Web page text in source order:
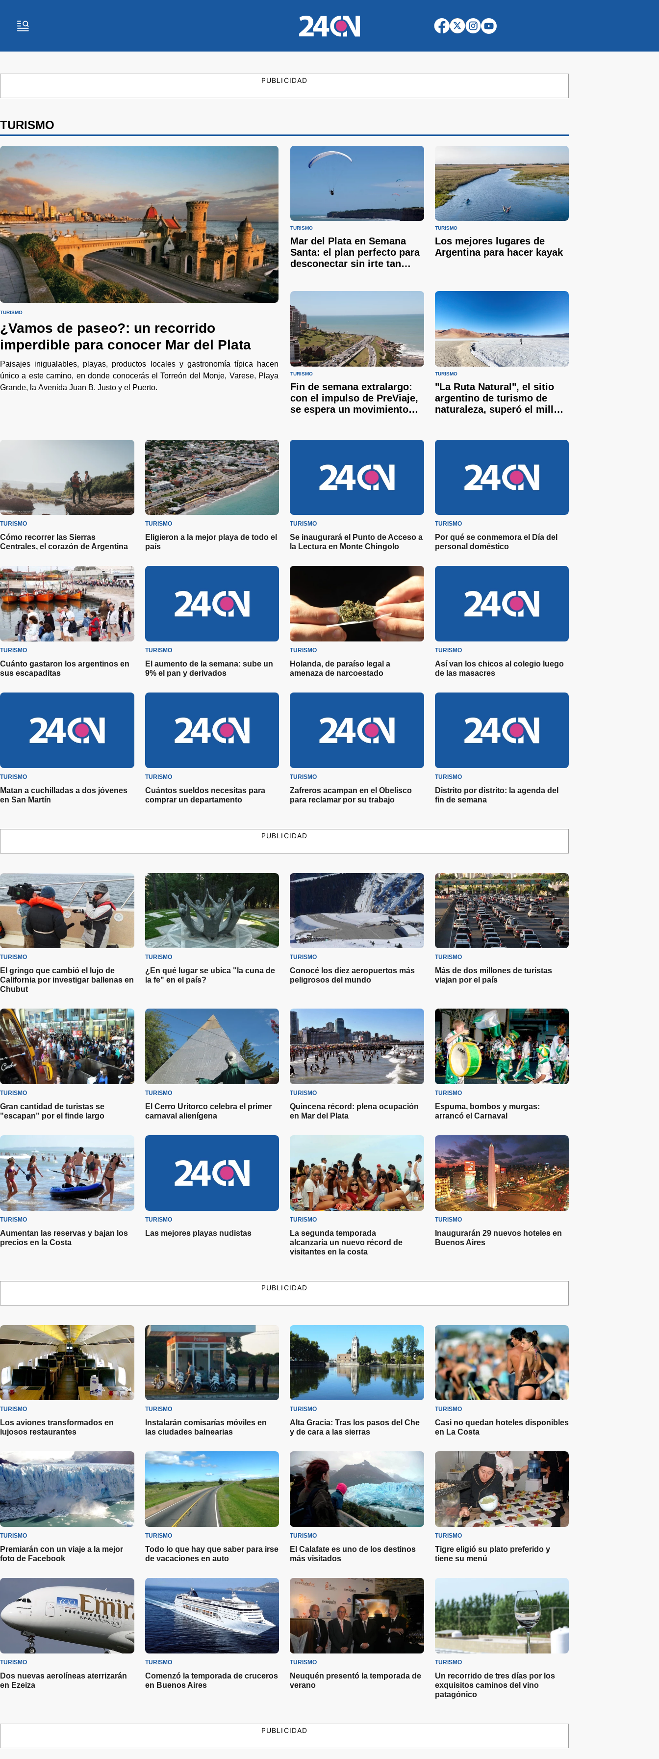
PUBLICIDAD
TURISMO
TURISMO
¿Vamos de paseo?: un recorrido
imperdible para conocer Mar del Plata
Paisajes inigualables, playas, productos locales y gastronomía típica hacen
único a este camino, en donde conocerás el Torreón del Monje, Varese, Playa
Grande, la Avenida Juan B. Justo y el Puerto.
TURISMO
Mar del Plata en Semana
Santa: el plan perfecto para
desconectar sin irte tan
TURISMO
Los mejores lugares de
Argentina para hacer kayak
TURISMO
Fin de semana extralargo:
con el impulso de PreViaje,
se espera un movimiento
TURISMO
"La Ruta Natural", el sitio
argentino de turismo de
naturaleza, superó el millón
TURISMO
Cómo recorrer las Sierras
Centrales, el corazón de Argentina
TURISMO
Eligieron a la mejor playa de todo el
país
TURISMO
Se inaugurará el Punto de Acceso a
la Lectura en Monte Chingolo
TURISMO
Por qué se conmemora el Día del
personal doméstico
TURISMO
Cuánto gastaron los argentinos en
sus escapaditas
TURISMO
El aumento de la semana: sube un
9% el pan y derivados
TURISMO
Holanda, de paraíso legal a
amenaza de narcoestado
TURISMO
Así van los chicos al colegio luego
de las masacres
TURISMO
Matan a cuchilladas a dos jóvenes
en San Martín
TURISMO
Cuántos sueldos necesitas para
comprar un departamento
TURISMO
Zafreros acampan en el Obelisco
para reclamar por su trabajo
TURISMO
Distrito por distrito: la agenda del
fin de semana
PUBLICIDAD
TURISMO
El gringo que cambió el lujo de
California por investigar ballenas en
Chubut
TURISMO
¿En qué lugar se ubica "la cuna de
la fe" en el país?
TURISMO
Conocé los diez aeropuertos más
peligrosos del mundo
TURISMO
Más de dos millones de turistas
viajan por el país
TURISMO
Gran cantidad de turistas se
"escapan" por el finde largo
TURISMO
El Cerro Uritorco celebra el primer
carnaval alienígena
TURISMO
Quincena récord: plena ocupación
en Mar del Plata
TURISMO
Espuma, bombos y murgas:
arrancó el Carnaval
TURISMO
Aumentan las reservas y bajan los
precios en la Costa
TURISMO
Las mejores playas nudistas
TURISMO
La segunda temporada
alcanzaría un nuevo récord de
visitantes en la costa
TURISMO
Inaugurarán 29 nuevos hoteles en
Buenos Aires
PUBLICIDAD
TURISMO
Los aviones transformados en
lujosos restaurantes
TURISMO
Instalarán comisarías móviles en
las ciudades balnearias
TURISMO
Alta Gracia: Tras los pasos del Che
y de cara a las sierras
TURISMO
Casi no quedan hoteles disponibles
en La Costa
TURISMO
Premiarán con un viaje a la mejor
foto de Facebook
TURISMO
Todo lo que hay que saber para irse
de vacaciones en auto
TURISMO
El Calafate es uno de los destinos
más visitados
TURISMO
Tigre eligió su plato preferido y
tiene su menú
TURISMO
Dos nuevas aerolíneas aterrizarán
en Ezeiza
TURISMO
Comenzó la temporada de cruceros
en Buenos Aires
TURISMO
Neuquén presentó la temporada de
verano
TURISMO
Un recorrido de tres días por los
exquisitos caminos del vino
patagónico
PUBLICIDAD